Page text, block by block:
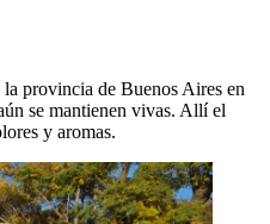
provincia de Buenos Aires en
se mantienen vivas. Allí el
y aromas.